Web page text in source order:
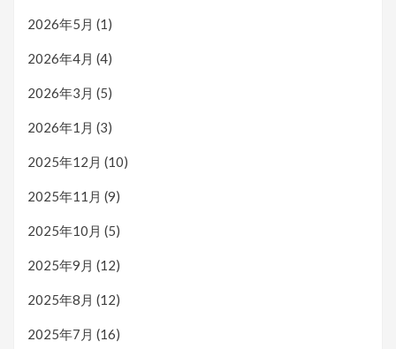
2026年5月 (1)
2026年4月 (4)
2026年3月 (5)
2026年1月 (3)
2025年12月 (10)
2025年11月 (9)
2025年10月 (5)
2025年9月 (12)
2025年8月 (12)
2025年7月 (16)